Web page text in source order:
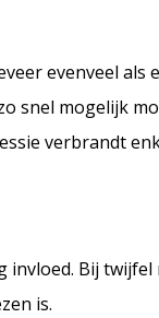
evenveel als
snel mogelijk
verbrandt
Bij
is.